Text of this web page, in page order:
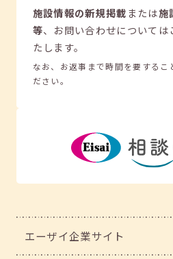
施設情報の新規掲載または施
等、 お問い合わせについて
たします。
なお、お返事まで時間を要するこ
ださい。
エーザイ企業サイト